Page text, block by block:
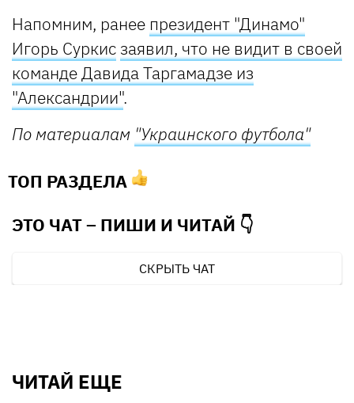
Напомним, ранее президент "Динамо"
Игорь Суркис заявил, что не видит в своей
команде Давида Таргамадзе из
"Александрии".
По материалам "Украинского футбола"
ТОП РАЗДЕЛА
ЭТО ЧАТ – ПИШИ И ЧИТАЙ 👇
СКРЫТЬ ЧАТ
ЧИТАЙ ЕЩЕ